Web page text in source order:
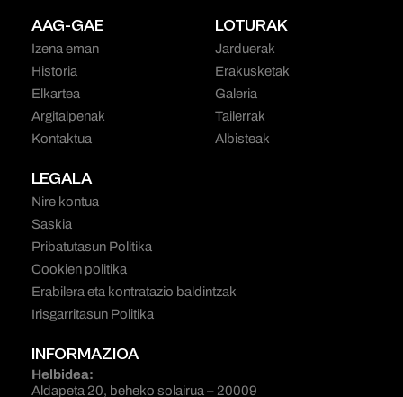
AAG-GAE
Izena eman
Historia
Elkartea
Argitalpenak
Kontaktua
LOTURAK
Jarduerak
Erakusketak
Galeria
Tailerrak
Albisteak
LEGALA
Nire kontua
Saskia
Pribatutasun Politika
Cookien politika
Erabilera eta kontratazio baldintzak
Irisgarritasun Politika
INFORMAZIOA
Helbidea:
Aldapeta 20, beheko solairua – 20009